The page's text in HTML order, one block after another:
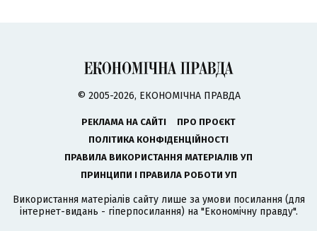
© 2005-2026, ЕКОНОМІЧНА ПРАВДА
РЕКЛАМА НА САЙТІ
ПРО ПРОЄКТ
ПОЛІТИКА КОНФІДЕНЦІЙНОСТІ
ПРАВИЛА ВИКОРИСТАННЯ МАТЕРІАЛІВ УП
ПРИНЦИПИ І ПРАВИЛА РОБОТИ УП
Використання матеріалів сайту лише за умови посилання (для
інтернет-видань - гіперпосилання) на "Економічну правду".